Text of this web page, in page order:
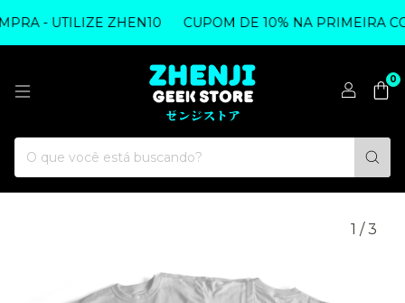
- UTILIZE ZHEN10 CUPOM DE 10% NA PRIMEIRA
0
1 / 3